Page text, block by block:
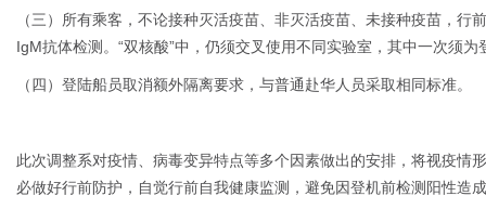
（三）所有乘客，不论接种灭活疫苗、非灭活疫苗、未接种疫苗，行
IgM抗体检测。“双核酸”中，仍须交叉使用不同实验室，其中一次须为
（四）登陆船员取消额外隔离要求，与普通赴华人员采取相同标准。
此次调整系对疫情、病毒变异特点等多个因素做出的安排，将视疫情
必做好行前防护，自觉行前自我健康监测，避免因登机前检测阳性造